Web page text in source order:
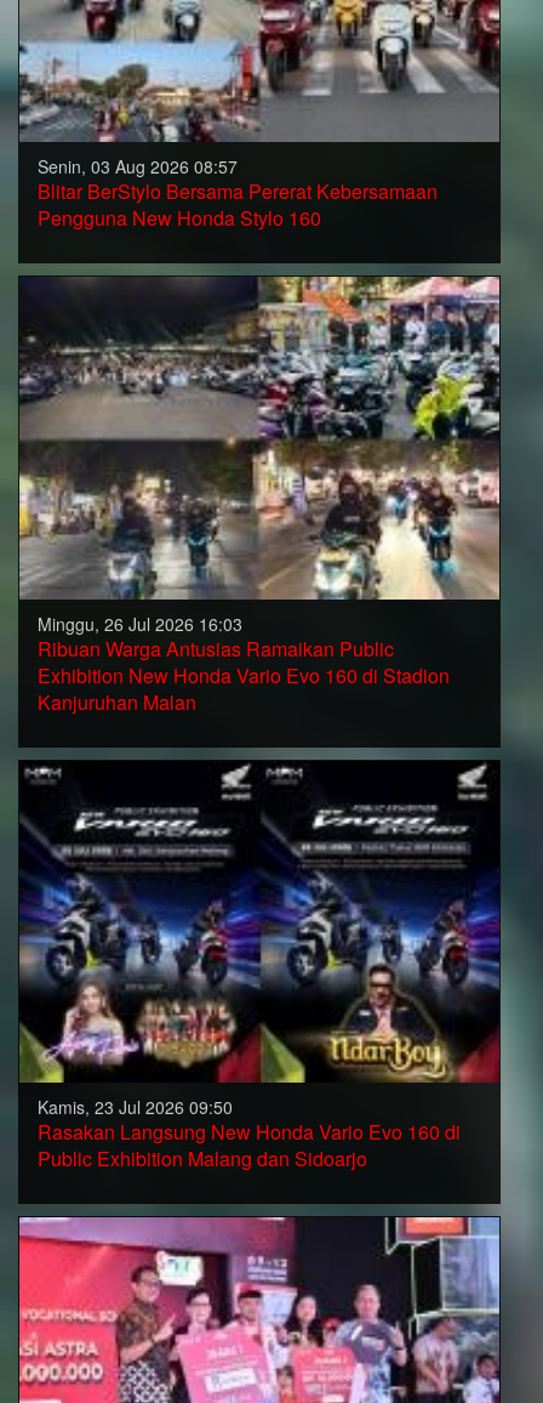
Senin, 03 Aug 2026 08:57
Blitar BerStylo Bersama Pererat Kebersamaan
Pengguna New Honda Stylo 160
Minggu, 26 Jul 2026 16:03
Ribuan Warga Antusias Ramaikan Public
Exhibition New Honda Vario Evo 160 di Stadion
Kanjuruhan Malan
Kamis, 23 Jul 2026 09:50
Rasakan Langsung New Honda Vario Evo 160 di
Public Exhibition Malang dan Sidoarjo